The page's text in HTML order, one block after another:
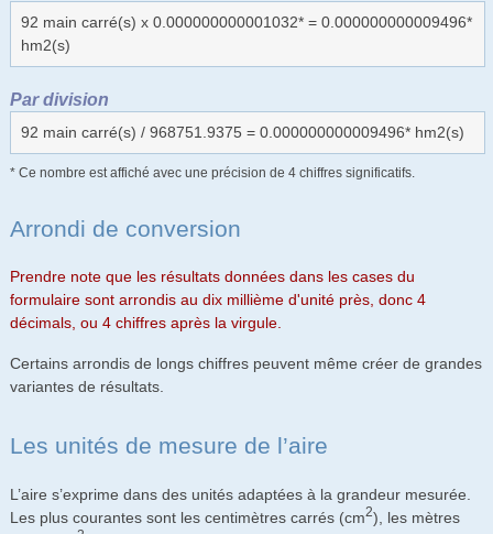
92 main carré(s) x 0.000000000001032* = 0.000000000009496*
hm2(s)
Par division
92 main carré(s) / 968751.9375 = 0.000000000009496* hm2(s)
* Ce nombre est affiché avec une précision de 4 chiffres significatifs.
Arrondi de conversion
Prendre note que les résultats données dans les cases du
formulaire sont arrondis au dix millième d'unité près, donc 4
décimals, ou 4 chiffres après la virgule.
Certains arrondis de longs chiffres peuvent même créer de grandes
variantes de résultats.
Les unités de mesure de l’aire
L’aire s’exprime dans des unités adaptées à la grandeur mesurée.
Les plus courantes sont les centimètres carrés (cm2), les mètres